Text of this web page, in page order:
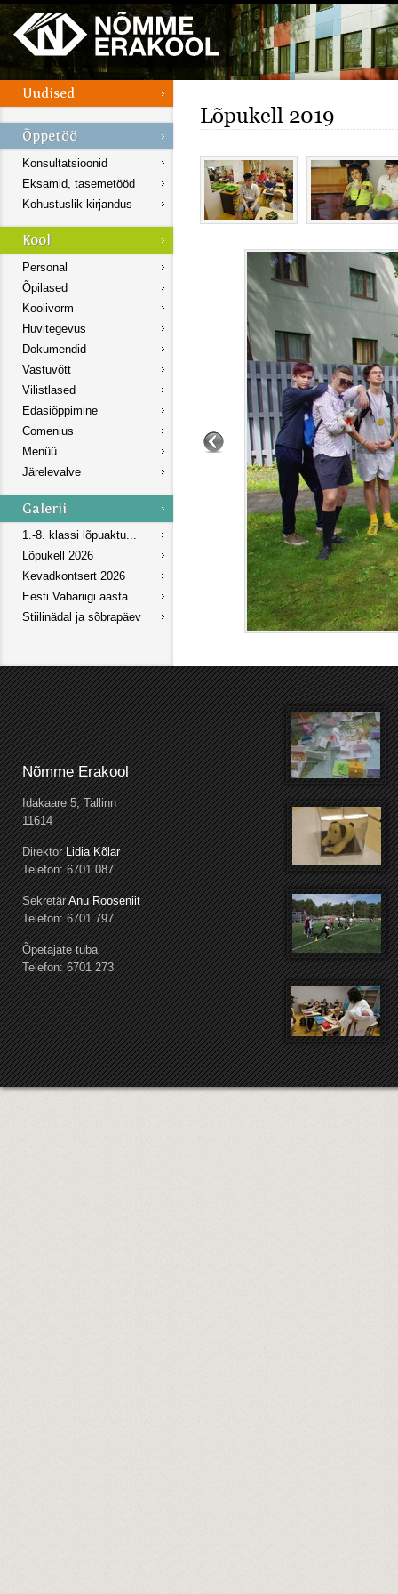
Konsultatsioonid
Eksamid, tasemetööd
Kohustuslik kirjandus
Personal
Õpilased
Koolivorm
Huvitegevus
Dokumendid
Vastuvõtt
Vilistlased
Edasiõppimine
Comenius
Menüü
Järelevalve
1.-8. klassi lõpuaktu...
Lõpukell 2026
Kevadkontsert 2026
Eesti Vabariigi aasta...
Stiilinädal ja sõbrapäev
Lõpukell 2019
Nõmme Erakool
Idakaare 5, Tallinn
11614
DirektorLidia Kõlar
Telefon: 6701 087
SekretärAnu Rooseniit
Telefon: 6701 797
Õpetajate tuba
Telefon: 6701 273